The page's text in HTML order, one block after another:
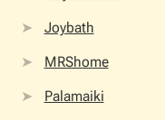
Joybath
MRShome
Palamaiki